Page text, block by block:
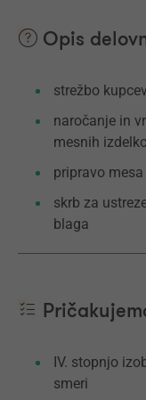
Opis
strežbo
naročanje in
mesnih
pripravo
skrb za
blaga
IV. stopnjo
smeri